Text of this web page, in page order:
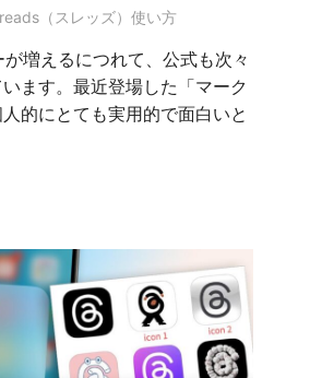
絲 （スレッズ）使い方
増えるにつれて、公式も次々
ます。最近登場した「マーク
的にとても実用的で面白いと